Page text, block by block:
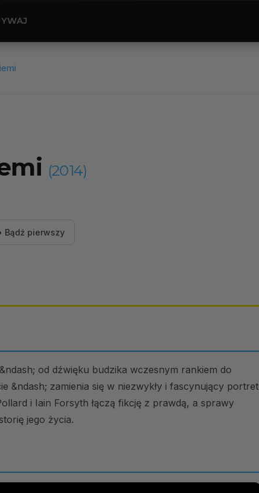
(2014)
Bądź pierwszy
od dźwięku budzika wczesnym rankiem do
&ndash; zamienia się w niezwykły i fascynujący portret
i Iain Forsyth łączą fikcję z prawdą, a sprawy
jego życia.